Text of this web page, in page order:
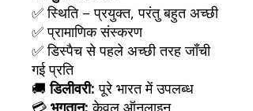
✅ स्थिति – प्रयुक्त, परंतु बहुत अच्छी
✅ प्रामाणिक संस्करण
✅ डिस्पैच से पहले अच्छी तरह जाँची
गई प्रति
🚚डिलीवरी: पूरे भारत में उपलब्ध
💳 भुगतान: केवल ऑनलाइन